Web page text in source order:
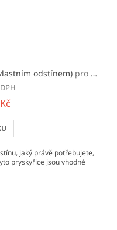
odstínem) pro Form 2/3/+
jaký právě potřebujete,
pryskyřice jsou vhodné